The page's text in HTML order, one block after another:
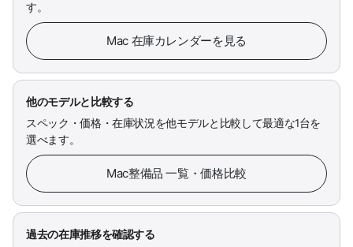
す。
Mac 在庫カレンダーを見る
他のモデルと比較する
スペック・価格・在庫状況を他モデルと比較して最適な1台を
選べます。
Mac整備品 一覧・価格比較
過去の在庫推移を確認する